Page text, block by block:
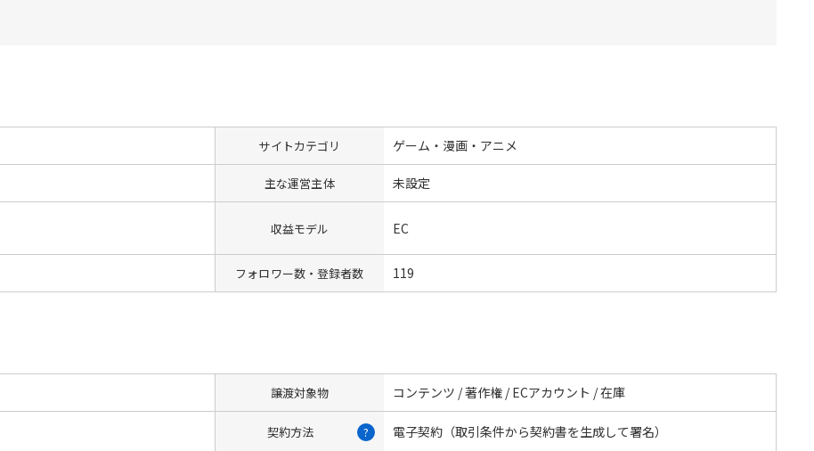
サイトカテゴリ ゲーム・漫画・アニメ
主な運営主体 未設定
収益モデル EC
フォロワー数・登録者数 119
譲渡対象物 コンテンツ / 著作権 / ECアカウント / 在庫
契約方法 ? 電子契約（取引条件から契約書を生成して署名）